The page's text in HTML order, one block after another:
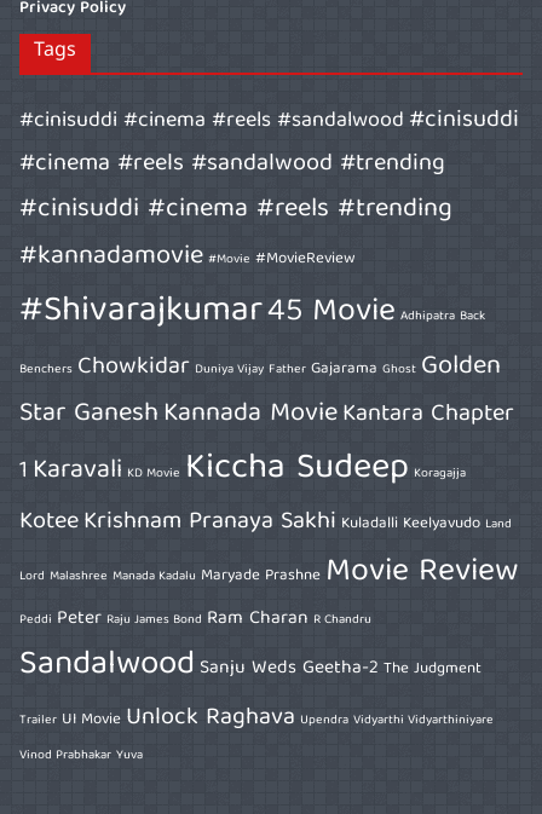
Privacy Policy
Tags
#cinisuddi #cinema #reels #sandalwood#cinisuddi
#cinema #reels #sandalwood #trending
#cinisuddi #cinema #reels #trending
#kannadamovie #Movie #MovieReview
#Shivarajkumar45 Movie Adhipatra Back
Benchers Chowkidar Duniya Vijay Father Gajarama Ghost Golden
Star GaneshKannada MovieKantara Chapter
1 Karavali KD Movie Kiccha Sudeep Koragajja
KoteeKrishnam Pranaya Sakhi Kuladalli Keelyavudo Land
Lord Malashree Manada Kadalu Maryade Prashne Movie Review
Peddi Peter Raju James Bond Ram Charan R Chandru
Sandalwood Sanju Weds Geetha-2 The Judgment
Trailer UI Movie Unlock Raghava Upendra Vidyarthi Vidyarthiniyare
Vinod Prabhakar Yuva